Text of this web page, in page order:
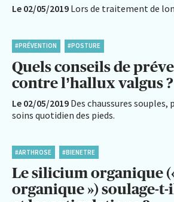
Le 02/05/2019 Lors de traitement de
#PRÉVENTION #POSTURE
Quels conseils de
contre l’hallux valgus ?
Le 02/05/2019 Des chaussures souples,
soins quotidien des pieds.
#ARTHROSE #BIENETRE
Le silicium organique
organique ») soulage-